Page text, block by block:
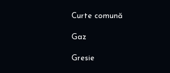
Curte comună
Gaz
Gresie